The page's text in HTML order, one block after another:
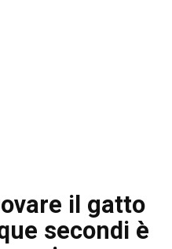
il gatto
secondi è